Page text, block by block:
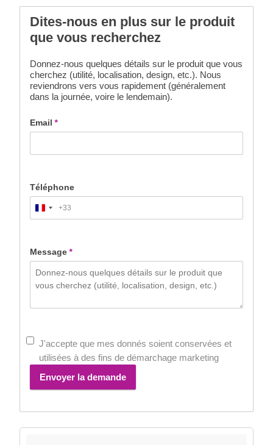
Dites-nous en plus sur le produit
que vous recherchez
Donnez-nous quelques détails sur le produit que vous
cherchez (utilité, localisation, design, etc.). Nous
reviendrons vers vous rapidement (généralement
dans la journée, voire le lendemain).
Email *
Téléphone
France
+33
+33
Message*
J'accepte que mes donnés soient conservées et
utilisées à des fins de démarchage marketing
Envoyer la demande